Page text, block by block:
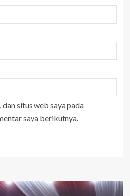
dan situs web saya pada
saya berikutnya.